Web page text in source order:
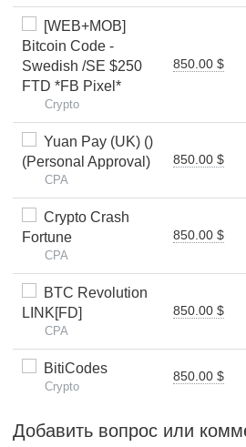
[WEB+MOB]
Bitcoin Code -
Swedish /SE $250
FTD *FB Pixel*
Crypto
850.00 $
Yuan Pay (UK) ()
(Personal Approval)
CPA
850.00 $
Crypto Crash
Fortune
CPA
850.00 $
BTC Revolution
LINK[FD]
CPA
850.00 $
BitiCodes
Crypto
850.00 $
Добавить вопрос или